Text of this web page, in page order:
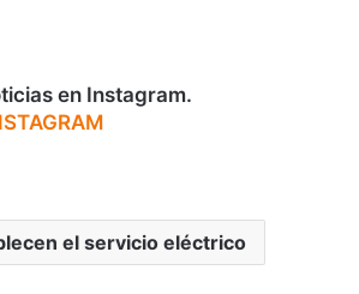
en Instagram.
el servicio eléctrico